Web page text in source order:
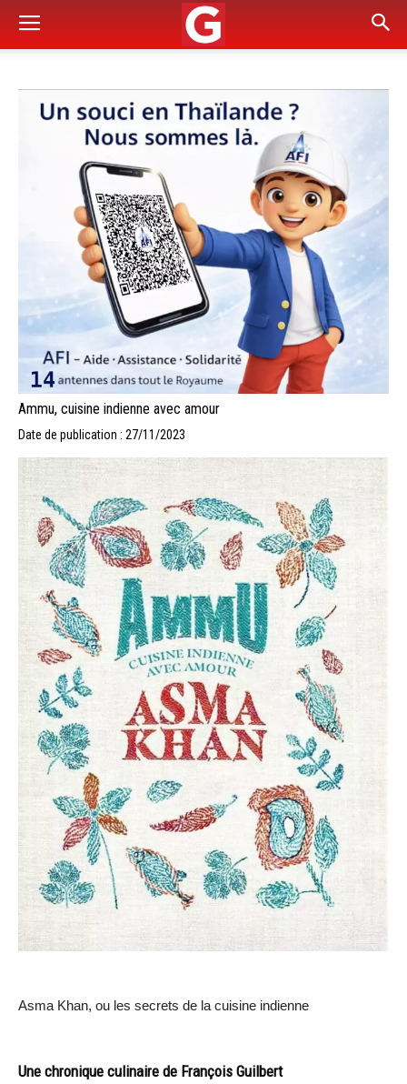
Ammu, cuisine indienne avec amour
Date de publication : 27/11/2023
Asma Khan, ou les secrets de la cuisine indienne
Une chronique culinaire de François Guilbert